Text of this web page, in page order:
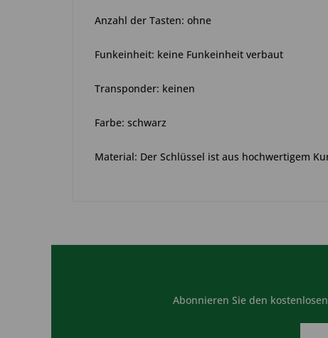
Anzahl der Tasten: ohne
Funkeinheit: keine Funkeinheit verbaut
Transponder: keinen
Farbe: schwarz
Material: Der Schlüssel ist aus hochwertigem
Abonnieren Sie den